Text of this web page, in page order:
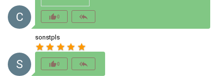
C thumb_up_alt0 reply_all
S
sonstpls
star star star star star
thumb_up_alt0 reply_all